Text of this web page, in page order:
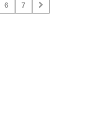
6 7